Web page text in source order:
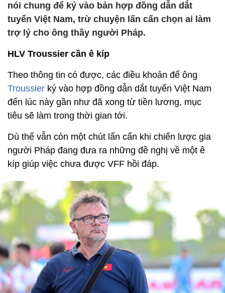
nói chung để ký vào bản hợp đồng dẫn dắt
tuyển Việt Nam, trừ chuyện lấn cấn chọn ai làm
trợ lý cho ông thầy người Pháp.
HLV Troussier cần ê kíp
Theo thông tin có được, các điều khoản để ông
Troussier ký vào hợp đồng dẫn dắt tuyển Việt Nam
đến lúc này gần như đã xong từ tiền lương, mục
tiêu sẽ làm trong thời gian tới.
Dù thế vẫn còn một chút lấn cấn khi chiến lược gia
người Pháp đang đưa ra những đề nghị về một ê
kíp giúp việc chưa được VFF hồi đáp.